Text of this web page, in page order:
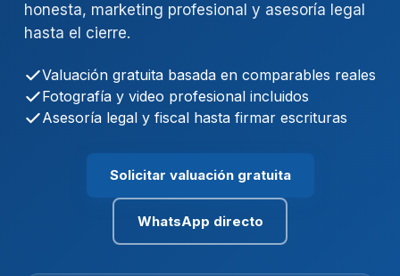
honesta, marketing profesional y asesoría legal
hasta el cierre.
Valuación gratuita basada en comparables reales
Fotografía y video profesional incluidos
Asesoría legal y fiscal hasta firmar escrituras
Solicitar valuación gratuita
WhatsApp directo